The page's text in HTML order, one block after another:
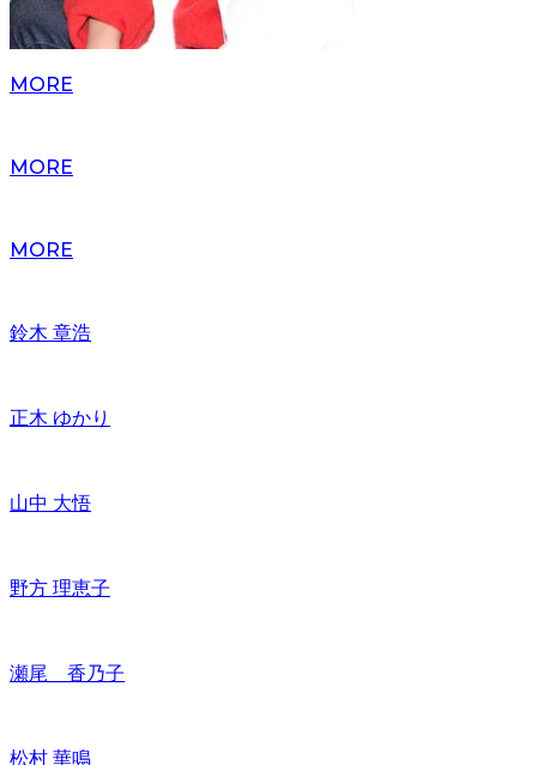
MORE
MORE
MORE
鈴木 章浩
正木 ゆかり
山中 大悟
野方 理恵子
瀬尾 香乃子
松村 華鳴